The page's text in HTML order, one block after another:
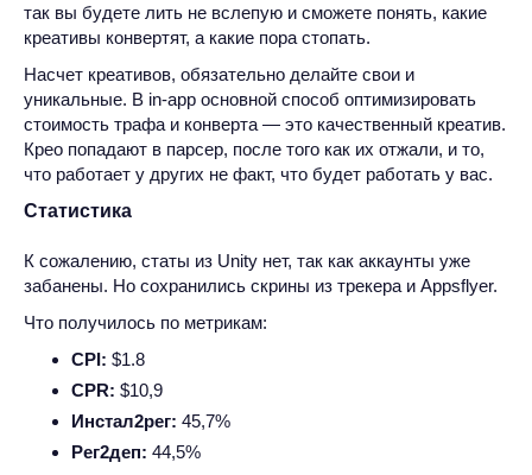
так вы будете лить не вслепую и сможете понять, какие
креативы конвертят, а какие пора стопать.
Насчет креативов, обязательно делайте свои и
уникальные. В in-app основной способ оптимизировать
стоимость трафа и конверта — это качественный креатив.
Крео попадают в парсер, после того как их отжали, и то,
что работает у других не факт, что будет работать у вас.
Статистика
К сожалению, статы из Unity нет, так как аккаунты уже
забанены. Но сохранились скрины из трекера и Appsflyer.
Что получилось по метрикам:
CPI: $1.8
CPR: $10,9
Инстал2рег: 45,7%
Рег2деп: 44,5%